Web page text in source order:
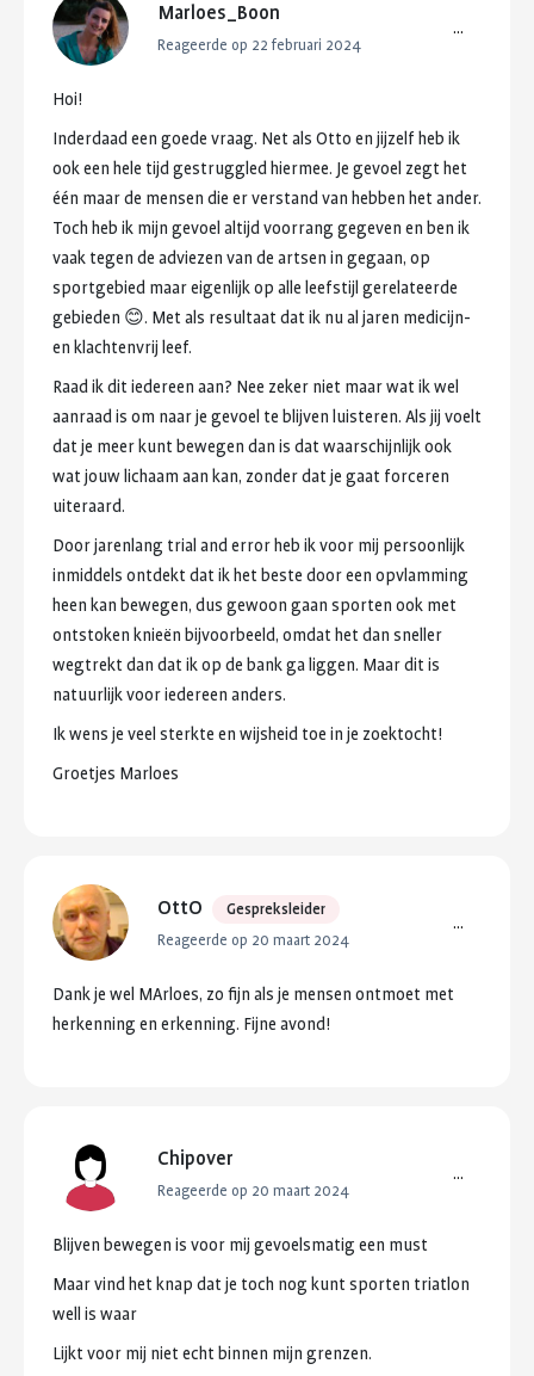
Marloes_Boon
Reageerde op 22 februari 2024
...
Hoi!
Inderdaad een goede vraag. Net als Otto en jijzelf heb ik
ook een hele tijd gestruggled hiermee. Je gevoel zegt het
één maarde mensen die erverstand van hebben het ander.
Toch heb ik mijn gevoel altijd voorrang gegeven en ben ik
vaak tegen de adviezen van de artsen in gegaan, op
sportgebied maareigenlijk op alle leefstijl gerelateerde
gebieden 😊. Met als resultaat dat ik nual jaren medicijn-
en klachtenvrij leef.
Raad ik dit iedereen aan? Nee zeker niet maarwat ik wel
aanraad is om naarje gevoel te blijven luisteren. Als jij voelt
dat je meerkunt bewegen dan is dat waarschijnlijk ook
wat jouwlichaam aan kan, zonderdat je gaat forceren
uiteraard.
Doorjarenlang trial and errorheb ik voor mij persoonlijk
inmiddels ontdekt dat ik het beste dooreen opvlamming
heen kan bewegen, dus gewoon gaan sporten ook met
ontstoken knieën bijvoorbeeld, omdat het dan sneller
wegtrekt dan dat ik op de bank galiggen. Maardit is
natuurlijk vooriedereen anders.
Ik wens je veel sterkte en wijsheid toe in je zoektocht!
Groetjes Marloes
OttO
Gespreksleider
Reageerde op 20 maart 2024
...
Dank je wel MArloes, zo fijn als je mensen ontmoet met
herkenning en erkenning. Fijne avond!
Chipover
Reageerde op 20 maart 2024
...
Blijven bewegen is voor mij gevoelsmatig een must
Maarvind het knap dat je toch nog kunt sporten triatlon
well is waar
Lijkt voor mij niet echt binnen mijn grenzen.